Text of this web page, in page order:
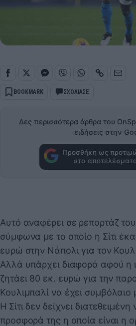
BOOKMARK ΣΧΟΛΙΑΣΕ
Δες περισσότερα άρθρα του
ειδήσεις στην
Προσθήκη ως
στα
Αυτό αναφέρει σε ρεπορτάζ
σύμφωνα με το οποίο η Σίτι
ευρώ στην Νάπολι για τον
Αλλά υπάρχει διαφορά αφού η
ζητάει 80 εκ. ευρώ για την
Κουλιμπαλί να έχει συμβόλαιο
Η Σίτι δεν δείχνει
προσφορά της η οποία είναι η